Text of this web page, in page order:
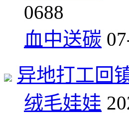
0688
血中送碳
异地打工回
绒毛娃娃